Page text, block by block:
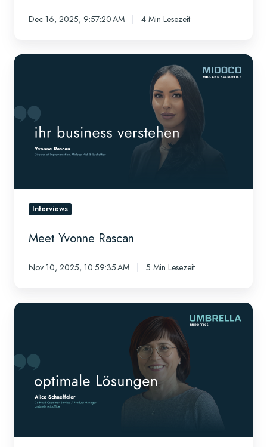
Dec 16, 2025, 9:57:20 AM 4 Min Lesezeit
Meet
Interviews
Meet Yvonne Rascan
Nov 10, 2025, 10:59:35 AM 5 Min Lesezeit
Meet